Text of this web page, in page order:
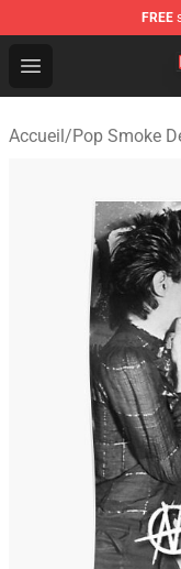
FREE
Open menu
Pop Smoke
Accueil/Pop Smoke